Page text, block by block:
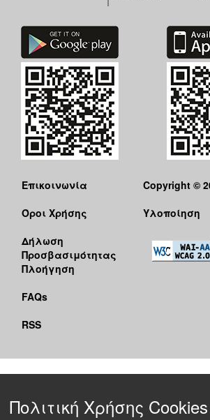
Επικοινωνία
Όροι Χρήσης
Δήλωση
Προσβασιμότητας
Πλοήγηση
FAQs
RSS
Copyright ©
Υλοποίηση
Πολιτική Χρήσης Cookies